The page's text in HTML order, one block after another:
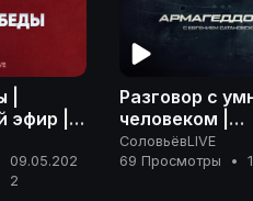
эфир |
| 9 мая
09.05.202
2
Разговор с
человеком |
Владимир
СоловьёвLIVE
69 Просмотры
•